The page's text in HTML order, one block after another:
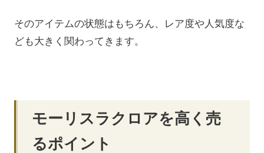
そのアイテムの状態はもちろん、レア度や人気度な
ども大きく関わってきます。
モーリスラクロアを高く売
るポイント